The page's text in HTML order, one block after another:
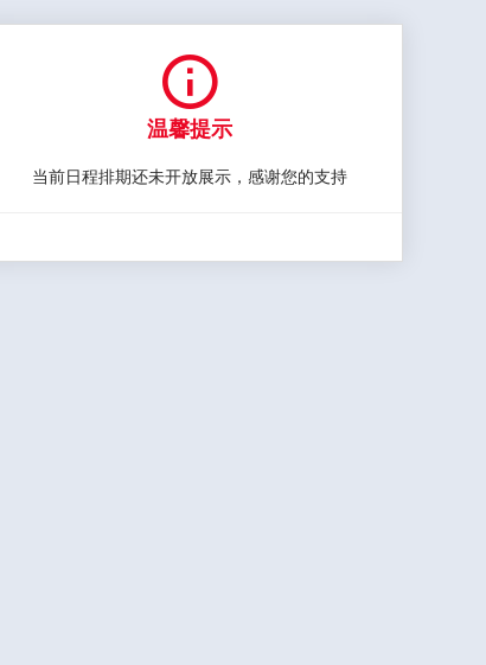

温馨提示
当前日程排期还未开放展示，感谢您的支持